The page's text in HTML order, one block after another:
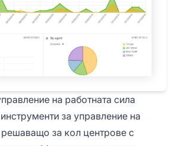
на работната сила
за управление на
решаващо за кол центрове с